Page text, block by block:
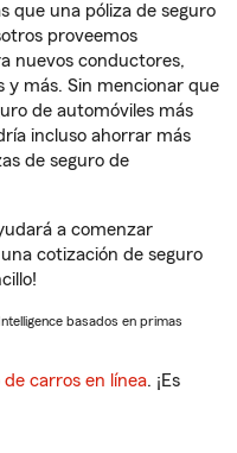
que una póliza de seguro
proveemos
nuevos conductores,
y más. Sin mencionar que
de automóviles más
incluso ahorrar más
de seguro de
a comenzar
cotización de seguro
basados en primas
carros en línea. ¡Es